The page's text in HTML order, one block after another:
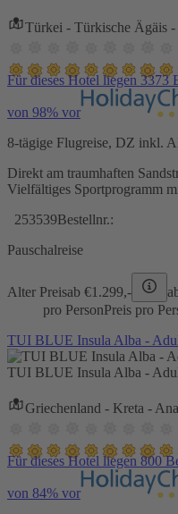
Türkei - Türkische Ägäis -
Für dieses Hotel liegen 3373
von 98% vor
8-tägige Flugreise, DZ inkl.
Direkt am traumhaften
Vielfältiges Sportprogramm
253539Bestellnr.:
Pauschalreise
Alter Preisab €1.299,-
pro PersonPreis pro
TUI BLUE Insula Alba -
TUI BLUE Insula Alba -
Griechenland - Kreta -
Für dieses Hotel liegen 800
von 84% vor